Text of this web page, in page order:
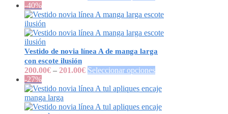
-40%
Vestido de novia línea A de manga larga
con escote ilusión
200.00€ – 201.00€ Seleccionar opciones
-27%